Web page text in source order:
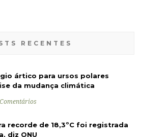
RECENTES
ártico para ursos polares
da mudança climática
recorde de 18,3ºC foi registrada
diz ONU